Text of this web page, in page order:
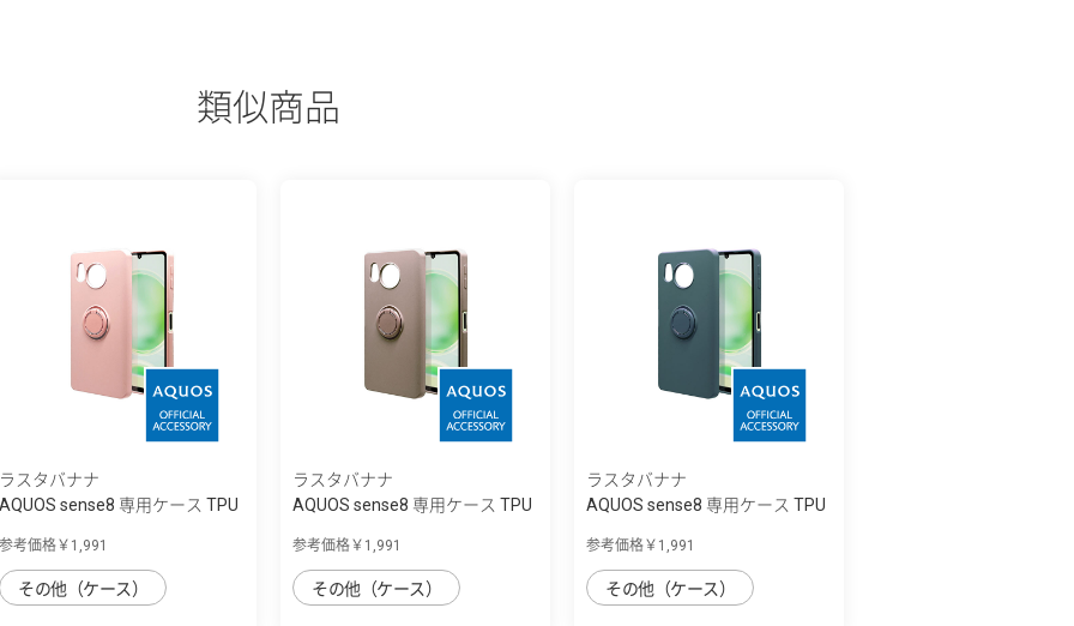
類似商品
ラスタバナナ
AQUOS sense8 専用ケース TPU
参考価格￥1,991
その他（ケース）
ラスタバナナ
AQUOS sense8 専用ケース TPU
参考価格￥1,991
その他（ケース）
ラスタバナナ
AQUOS sense8 専用ケース TPU
参考価格￥1,991
その他（ケース）